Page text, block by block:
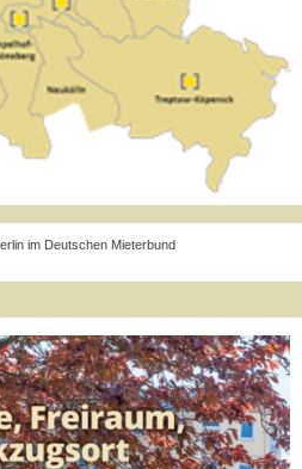
im Deutschen Mieterbund